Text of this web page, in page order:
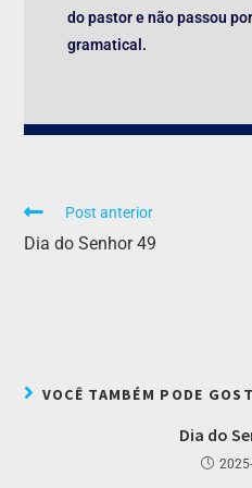
do pastor e não passou
gramatical.
Post anterior
Dia do Senhor 49
VOCÊ TAMBÉM PODE
Dia do